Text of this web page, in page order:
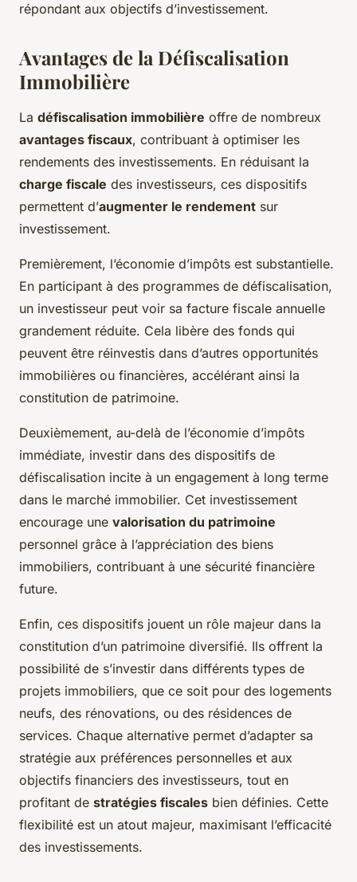
répondant aux objectifs d’investissement.
Avantages de la Défiscalisation
Immobilière
La défiscalisation immobilière offre de nombreux
avantages fiscaux, contribuant à optimiser les
rendements des investissements. En réduisant la
charge fiscale des investisseurs, ces dispositifs
permettent d’augmenter le rendement sur
investissement.
Premièrement, l’économie d’impôts est substantielle.
En participant à des programmes de défiscalisation,
un investisseur peut voir sa facture fiscale annuelle
grandement réduite. Cela libère des fonds qui
peuvent être réinvestis dans d’autres opportunités
immobilières ou financières, accélérant ainsi la
constitution de patrimoine.
Deuxièmement, au-delà de l’économie d’impôts
immédiate, investir dans des dispositifs de
défiscalisation incite à un engagement à long terme
dans le marché immobilier. Cet investissement
encourage une valorisation du patrimoine
personnel grâce à l’appréciation des biens
immobiliers, contribuant à une sécurité financière
future.
Enfin, ces dispositifs jouent un rôle majeur dans la
constitution d’un patrimoine diversifié. Ils offrent la
possibilité de s’investir dans différents types de
projets immobiliers, que ce soit pour des logements
neufs, des rénovations, ou des résidences de
services. Chaque alternative permet d’adapter sa
stratégie aux préférences personnelles et aux
objectifs financiers des investisseurs, tout en
profitant de stratégies fiscales bien définies. Cette
flexibilité est un atout majeur, maximisant l’efficacité
des investissements.